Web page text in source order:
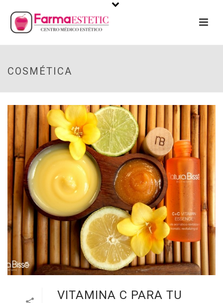
COSMÉTICA
VITAMINA C PARA TU